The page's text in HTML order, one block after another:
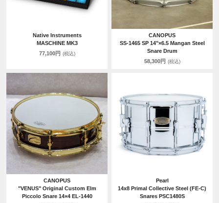
Native Instruments
MASCHINE MK3
77,100円 (税込)
CANOPUS
SS-1465 SP 14"×6.5 Mangan Steel
Snare Drum
58,300円 (税込)
CANOPUS
"VENUS" Original Custom Elm
Piccolo Snare 14×4 EL-1440
Pearl
14x8 Primal Collective Steel (FE-C)
Snares PSC1480S